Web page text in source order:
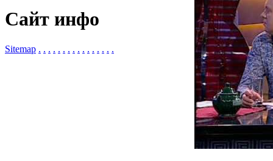
Сайт инфо
Sitemap . . . . . . . . . . . . . . . .